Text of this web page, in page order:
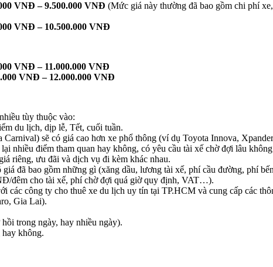
VNĐ – 9.500.000 VNĐ (Mức giá này thường đã bao gồm chi phí
VNĐ – 10.500.000 VNĐ
VNĐ – 11.000.000 VNĐ
VNĐ – 12.000.000 VNĐ
tùy thuộc vào:
du lịch, dịp lễ, Tết, cuối tuần.
sẽ có giá cao hơn xe phổ thông (ví dụ Toyota Innova,
nhiều điểm tham quan hay không, có yêu cầu tài xế chờ đợi lâu
riêng, ưu đãi và dịch vụ đi kèm khác nhau.
đã bao gồm những gì (xăng dầu, lương tài xế, phí cầu đường, phí
đêm cho tài xế, phí chờ đợi quá giờ quy định, VAT…).
các công ty cho thuê xe du lịch uy tín tại TP.HCM và cung cấp các
Gia Lai).
trong ngày, hay nhiều ngày).
hay không.